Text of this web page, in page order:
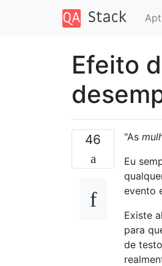
Efeito
46 "As
Eu
evento
Existe
para
de